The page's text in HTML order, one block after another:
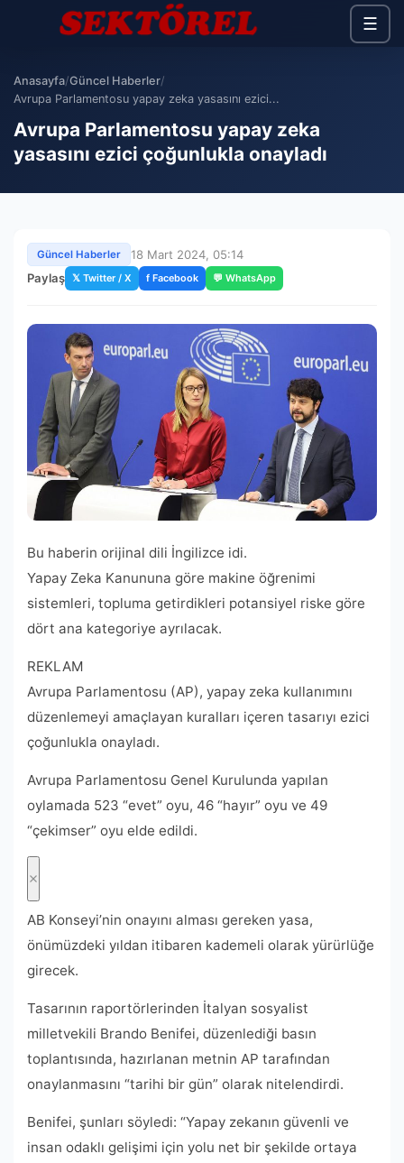
☰
Anasayfa/Güncel Haberler/
Avrupa Parlamentosu yapay zeka yasasını ezici...
Avrupa Parlamentosu yapay zeka
yasasını ezici çoğunlukla onayladı
Güncel Haberler
18 Mart 2024, 05:14
Paylaş 𝕏 Twitter / X f Facebook 💬 WhatsApp
Bu haberin orijinal dili İngilizce idi.
Yapay Zeka Kanununa göre makine öğrenimi
sistemleri, topluma getirdikleri potansiyel riske göre
dört ana kategoriye ayrılacak.
REKLAM
Avrupa Parlamentosu (AP), yapay zeka kullanımını
düzenlemeyi amaçlayan kuralları içeren tasarıyı ezici
çoğunlukla onayladı.
Avrupa Parlamentosu Genel Kurulunda yapılan
oylamada 523 “evet” oyu, 46 “hayır” oyu ve 49
“çekimser” oyu elde edildi.
AB Konseyi’nin onayını alması gereken yasa,
önümüzdeki yıldan itibaren kademeli olarak yürürlüğe
girecek.
Tasarının raportörlerinden İtalyan sosyalist
milletvekili Brando Benifei, düzenlediği basın
toplantısında, hazırlanan metnin AP tarafından
onaylanmasını “tarihi bir gün” olarak nitelendirdi.
Benifei, şunları söyledi: “Yapay zekanın güvenli ve
insan odaklı gelişimi için yolu net bir şekilde ortaya